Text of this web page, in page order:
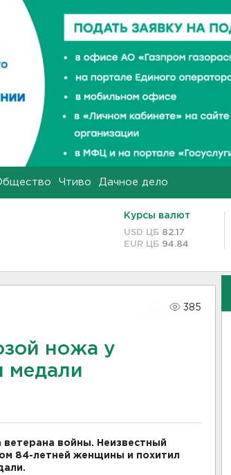
Чтиво Дачное дело
Курсы валют
USD ЦБ 82.17
EUR ЦБ 94.84
385
ножа у
медали
войны. Неизвестный
84-летней женщины и похитил